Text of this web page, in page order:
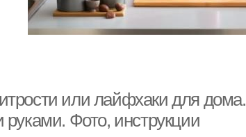
или лайфхаки для
руками. Фото, инструкции